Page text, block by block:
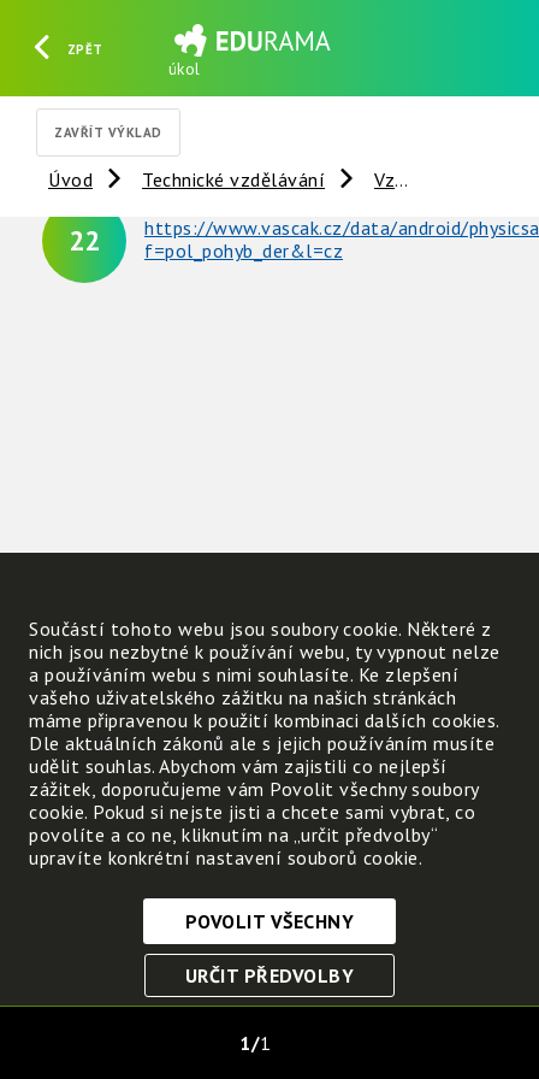
ZPĚT
úkol
ZAVŘÍT VÝKLAD
Úvod Technické vzdělávání Vzdálené experimenty
22
https://www.vascak.cz/data/android/
f=pol_pohyb_der&l=cz
1 1
Součástí tohoto webu jsou soubory cookie. Některé z
nich jsou nezbytné k používání webu, ty vypnout nelze
a používáním webu s nimi souhlasíte. Ke zlepšení
vašeho uživatelského zážitku na našich stránkách
máme připravenou k použití kombinaci dalších cookies.
Dle aktuálních zákonů ale s jejich používáním musíte
udělit souhlas. Abychom vám zajistili co nejlepší
zážitek, doporučujeme vám Povolit všechny soubory
cookie. Pokud si nejste jisti a chcete sami vybrat, co
povolíte a co ne, kliknutím na „určit předvolby“
upravíte konkrétní nastavení souborů cookie.
Nezbytně nutné cookies
Tyto soubory cookie jsou nezbytné, abyste se mohli
funkce. Bez těchto cookies by webové stránky
POVOLIT VŠECHNY
URČIT PŘEDVOLBY